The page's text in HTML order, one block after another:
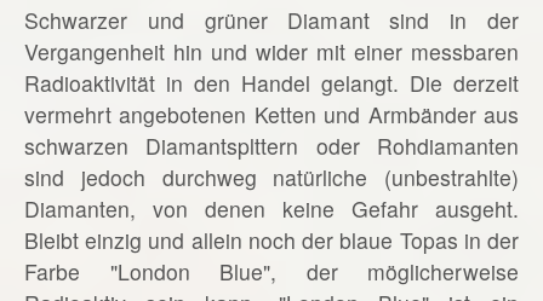
Schwarzer und grüner Diamant sind in der
Vergangenheit hin und wider mit einer messbaren
Radioaktivität in den Handel gelangt. Die derzeit
vermehrt angebotenen Ketten und Armbänder aus
schwarzen Diamantsplttern oder Rohdiamanten
sind jedoch durchweg natürliche (unbestrahlte)
Diamanten, von denen keine Gefahr ausgeht.
Bleibt einzig und allein noch der blaue Topas in der
Farbe "London Blue", der möglicherweise